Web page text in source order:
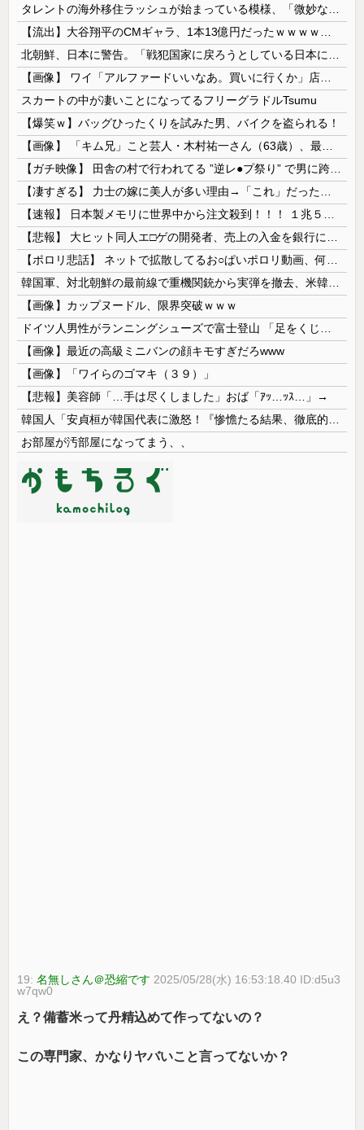
スカートの中が凄いことになってるフリーグラドルTsumu
【爆笑ｗ】バッグひったくりを試みた男、バイクを盗られる！
【画像】カップヌードル、限界突破ｗｗｗ
【画像】最近の高級ミニバンの顔キモすぎだろwww
【画像】「ワイらのゴマキ（３９）」
【悲報】美容師「…手は尽くしました」おば「ｱｯ…ｯｽ…」→
お部屋が汚部屋になってまう、、
19:名無しさん＠恐縮です 2025/05/28(水) 16:53:18.40 ID:d5u3
w7qw0
え？備蓄米って丹精込めて作ってないの？
この専門家、かなりヤバいこと言ってないか？